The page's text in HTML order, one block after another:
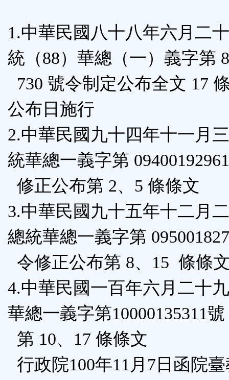
按
鈕
區
1.中華民國八十八年六月二
統（88）華總（一）義字第
730 號令制定公布全文 17
公布日施行
2.中華民國九十四年十一月
統華總一義字第
修正公布第 2、5 條條文
3.中華民國九十五年十二月
總統華總一義字第
令修正公布第 8、15 條條
4.中華民國一百年六月二十
華總一義字第10000135311
第 10、17 條條文
行政院100年11月7日函院